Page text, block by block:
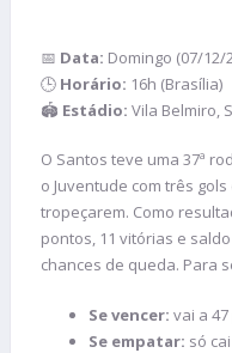
📅 Data: Domingo (07/12/
🕒 Horário: 16h (Brasília)
🏟️ Estádio: Vila Belmiro,
O Santos teve uma 37ª
o Juventude com três
tropeçarem. Como
pontos, 11 vitórias e
chances de queda. Para
Se vencer: vai a
Se empatar: só